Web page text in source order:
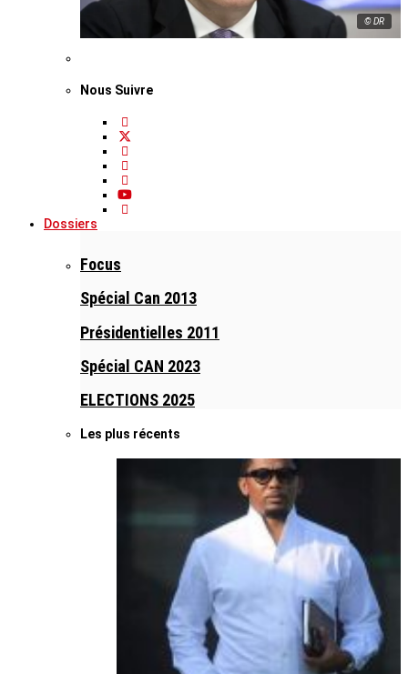
© DR
Nous Suivre
Dossiers
Focus
Spécial Can 2013
Présidentielles 2011
Spécial CAN 2023
ELECTIONS 2025
Les plus récents